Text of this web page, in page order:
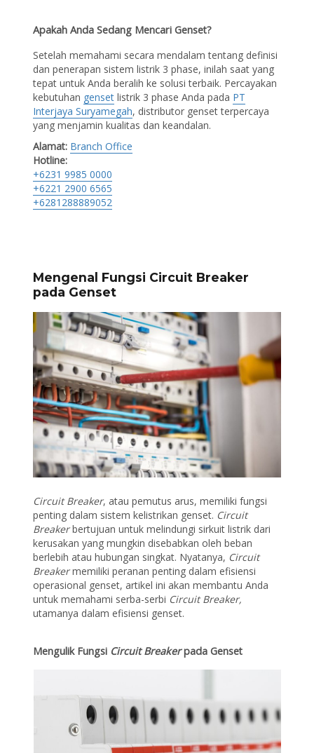
Apakah Anda Sedang Mencari Genset?
Setelah memahami secara mendalam tentang definisi
dan penerapan sistem listrik 3 phase, inilah saat yang
tepat untuk Anda beralih ke solusi terbaik. Percayakan
kebutuhan genset listrik 3 phase Anda pada PT
Interjaya Suryamegah, distributor genset terpercaya
yang menjamin kualitas dan keandalan.
Alamat: Branch Office
Hotline:
+6231 9985 0000
+6221 2900 6565
+6281288889052
Mengenal Fungsi Circuit Breaker
pada Genset
Circuit Breaker, atau pemutus arus, memiliki fungsi
penting dalam sistem kelistrikan genset. Circuit
Breakerbertujuan untuk melindungi sirkuit listrik dari
kerusakan yang mungkin disebabkan oleh beban
berlebih atau hubungan singkat. Nyatanya, Circuit
Breakermemiliki peranan penting dalam efisiensi
operasional genset, artikel ini akan membantu Anda
untuk memahami serba-serbi Circuit Breaker,
utamanya dalam efisiensi genset.
Mengulik Fungsi Circuit Breakerpada Genset